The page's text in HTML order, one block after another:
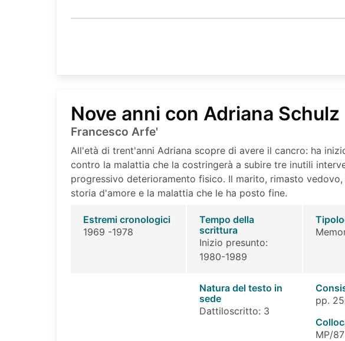
Nove anni con Adriana Schulz
Francesco Arfe'
All'età di trent'anni Adriana scopre di avere il cancro: ha
contro la malattia che la costringerà a subire tre inutili
progressivo deterioramento fisico. Il marito, rimasto
storia d'amore e la malattia che le ha posto fine.
Estremi cronologici
1969 -1978
Tempo della
scrittura
Inizio presunto:
1980-1989
Natura del testo in
sede
Dattiloscritto: 3
pp.
MP/87